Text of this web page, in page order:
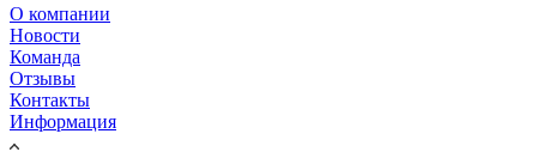
О компании
Новости
Команда
Отзывы
Контакты
Информация